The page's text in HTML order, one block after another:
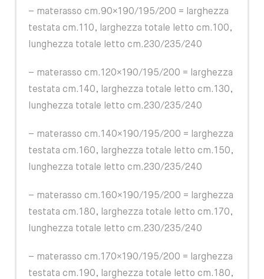
– materasso cm.90×190/195/200 = larghezza
testata cm.110, larghezza totale letto cm.100,
lunghezza totale letto cm.230/235/240
– materasso cm.120×190/195/200 = larghezza
testata cm.140, larghezza totale letto cm.130,
lunghezza totale letto cm.230/235/240
– materasso cm.140×190/195/200 = larghezza
testata cm.160, larghezza totale letto cm.150,
lunghezza totale letto cm.230/235/240
– materasso cm.160×190/195/200 = larghezza
testata cm.180, larghezza totale letto cm.170,
lunghezza totale letto cm.230/235/240
– materasso cm.170×190/195/200 = larghezza
testata cm.190, larghezza totale letto cm.180,